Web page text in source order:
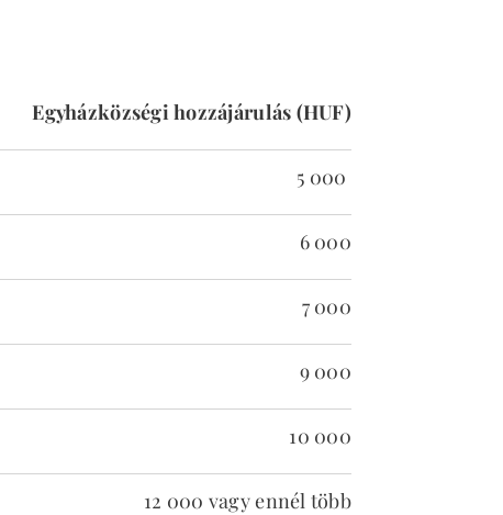
Egyházközségi hozzájárulás (HUF)
5 000
6 000
7 000
9 000
10 000
12 000 vagy ennél több